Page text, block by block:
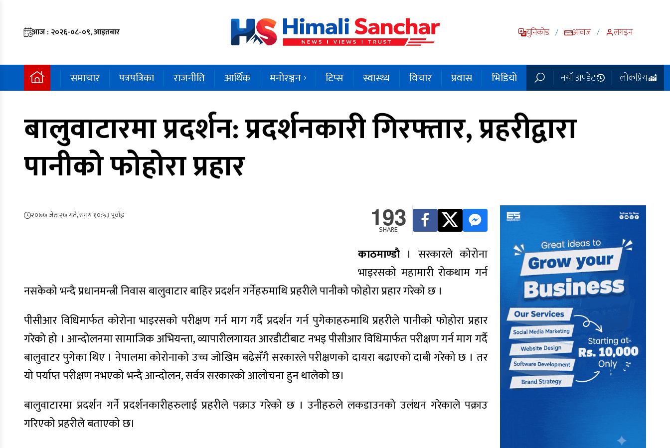
आज : २०२६-०८-०९, आइतबार युनिकोड / आवाज / लगइन
समाचार पत्रपत्रिका राजनीति आर्थिक मनोरञ्जन टिप्स स्वास्थ्य विचार प्रवास भिडियो नयाँ अपडेट लोकप्रिय
बालुवाटारमा प्रदर्शन: प्रदर्शनकारी गिरफ्तार, प्रहरीद्वारा
पानीको फोहोरा प्रहार
२०७७ जेठ २७ गते, समय १०:५३ पूर्वाह्न 193
SHARE
काठमाण्डाै । सरकारले कोरोना
भाइरसको महामारी रोकथाम गर्न
नसकेको भन्दै प्रधानमन्त्री निवास बालुवाटार बाहिर प्रदर्शन गर्नेहरुमाथि प्रहरीले पानीको फोहोरा प्रहार गरेको छ ।
पीसीआर विधिमार्फत कोरोना भाइरसको परीक्षण गर्न माग गर्दै प्रदर्शन गर्न पुगेकाहरुमाथि प्रहरीले पानीको फोहोरा प्रहार
गरेको हो । आन्दोलनमा सामाजिक अभियन्ता, व्यापारीलगायत आरडीटीबाट नभइ पीसीआर विधिमार्फत परीक्षण गर्न माग गर्दै
बालुवाटर पुगेका थिए । नेपालमा कोरोनाको उच्च जोखिम बढेसँगै सरकारले परीक्षणको दायरा बढाएको दाबी गरेको छ । तर
यो पर्याप्त परीक्षण नभएको भन्दै आन्दोलन, सर्वत्र सरकारको आलोचना हुन थालेको छ।
बालुवाटारमा प्रदर्शन गर्ने प्रदर्शनकारीहरुलाई प्रहरीले पक्राउ गरेको छ । उनीहरुले लकडाउनको उलंधन गरेकाले पक्राउ
गरिएको प्रहरीले बताएको छ।